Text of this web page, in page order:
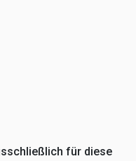
für diese